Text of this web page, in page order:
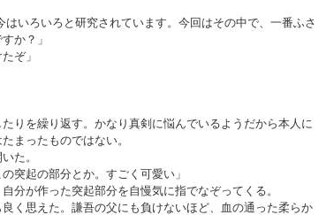
いろいろと研究されています。今回はその中で、一番ふさ
か？」
ぞ」
りを繰り返す。かなり真剣に悩んでいるようだから本人に
まったものではない。
た。
突起の部分とか。すごく可愛い」
分が作った突起部分を自慢気に指でなぞってくる。
く思えた。謙吾の父にも負けないほど、血の通った柔らか